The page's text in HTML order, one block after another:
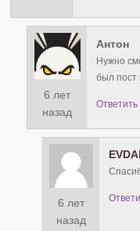
6 лет
назад
Антон
Нужно
был пост
Ответить
6 лет
назад